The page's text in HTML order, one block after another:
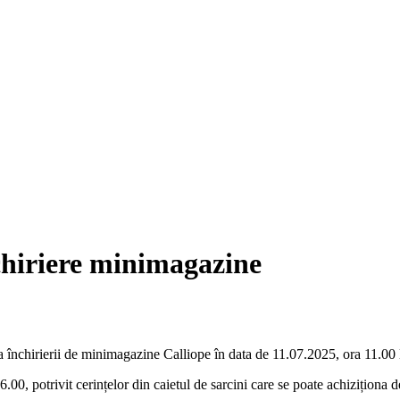
minimagazine
de minimagazine Calliope în data de 11.07.2025, ora
potrivit cerințelor din caietul de sarcini care se poate achiziționa